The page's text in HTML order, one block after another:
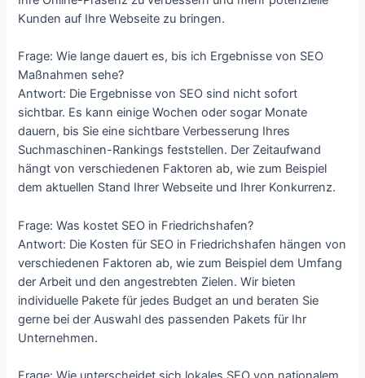
Kunden auf Ihre Webseite zu bringen.
Frage: Wie lange dauert es, bis ich Ergebnisse von SEO
Maßnahmen sehe?
Antwort: Die Ergebnisse von SEO sind nicht sofort
sichtbar. Es kann einige Wochen oder sogar Monate
dauern, bis Sie eine sichtbare Verbesserung Ihres
Suchmaschinen-Rankings feststellen. Der Zeitaufwand
hängt von verschiedenen Faktoren ab, wie zum Beispiel
dem aktuellen Stand Ihrer Webseite und Ihrer Konkurrenz.
Frage: Was kostet SEO in Friedrichshafen?
Antwort: Die Kosten für SEO in Friedrichshafen hängen von
verschiedenen Faktoren ab, wie zum Beispiel dem Umfang
der Arbeit und den angestrebten Zielen. Wir bieten
individuelle Pakete für jedes Budget an und beraten Sie
gerne bei der Auswahl des passenden Pakets für Ihr
Unternehmen.